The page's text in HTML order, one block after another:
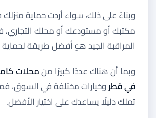
وبناءً على ذلك، سواء أردت حماية
مكتبك أو مستودعك أو محلك التجاري،
المراقبة الجيد هو أفضل طريقة
وبما أن هناك عددًا كبيرًا منمحلات
في قطروخيارات مختلفة في السوق،
تملك دليلًا يساعدك على اختيار الأفضل.